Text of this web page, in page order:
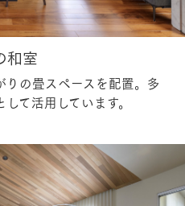
和室
りの畳スペースを配置。多
て活用しています。